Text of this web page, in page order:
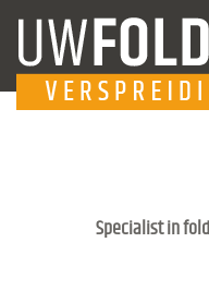
Specialist in